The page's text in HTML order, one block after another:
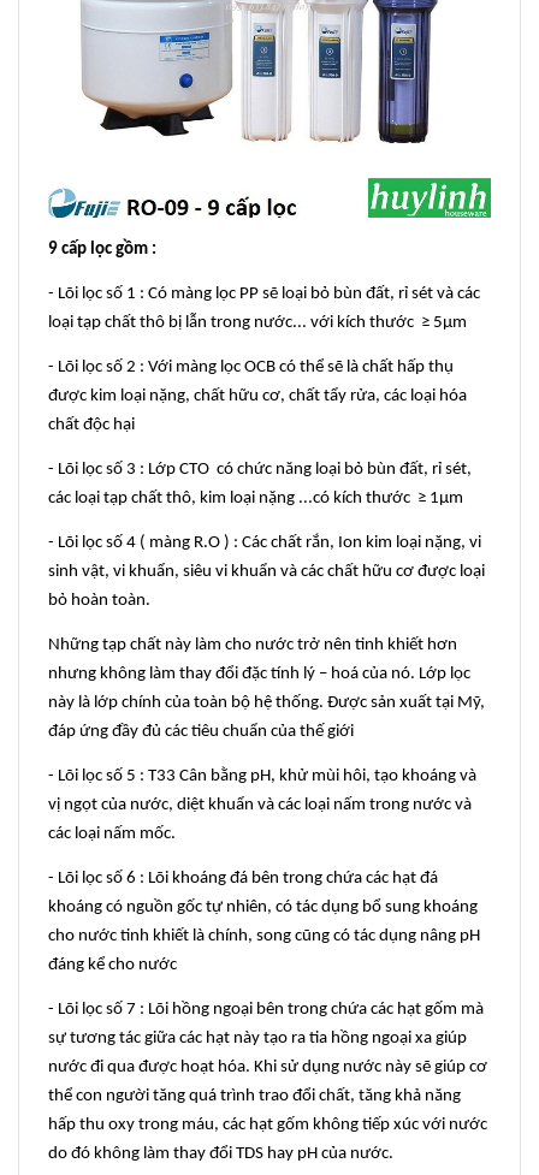
9 cấp lọc gồm :
- Lõi lọc số 1 : Có màng lọc PP sẽ loại bỏ bùn đất, rỉ sét và các
loại tạp chất thô bị lẫn trong nước... với kích thước ≥ 5µm
- Lõi lọc số 2 : Với màng lọc OCB có thể sẽ là chất hấp thụ
được kim loại nặng, chất hữu cơ, chất tẩy rửa, các loại hóa
chất độc hại
- Lõi lọc số 3 : Lớp CTO có chức năng loại bỏ bùn đất, rỉ sét,
các loại tạp chất thô, kim loại nặng ...có kích thước ≥ 1µm
- Lõi lọc số 4 ( màng R.O ) : Các chất rắn, Ion kim loại nặng, vi
sinh vật, vi khuẩn, siêu vi khuẩn và các chất hữu cơ được loại
bỏ hoàn toàn.
Những tạp chất này làm cho nước trở nên tinh khiết hơn
nhưng không làm thay đổi đặc tính lý – hoá của nó. Lớp lọc
này là lớp chính của toàn bộ hệ thống. Được sản xuất tại Mỹ,
đáp ứng đầy đủ các tiêu chuẩn của thế giới
- Lõi lọc số 5 : T33 Cân bằng pH, khử mùi hôi, tạo khoáng và
vị ngọt của nước, diệt khuẩn và các loại nấm trong nước và
các loại nấm mốc.
- Lõi lọc số 6 : Lõi khoáng đá bên trong chứa các hạt đá
khoáng có nguồn gốc tự nhiên, có tác dụng bổ sung khoáng
cho nước tinh khiết là chính, song cũng có tác dụng nâng pH
đáng kể cho nước
- Lõi lọc số 7 : Lõi hồng ngoại bên trong chứa các hạt gốm mà
sự tương tác giữa các hạt này tạo ra tia hồng ngoại xa giúp
nước đi qua được hoạt hóa. Khi sử dụng nước này sẽ giúp cơ
thể con người tăng quá trình trao đổi chất, tăng khả năng
hấp thu oxy trong máu, các hạt gốm không tiếp xúc với nước
do đó không làm thay đổi TDS hay pH của nước.